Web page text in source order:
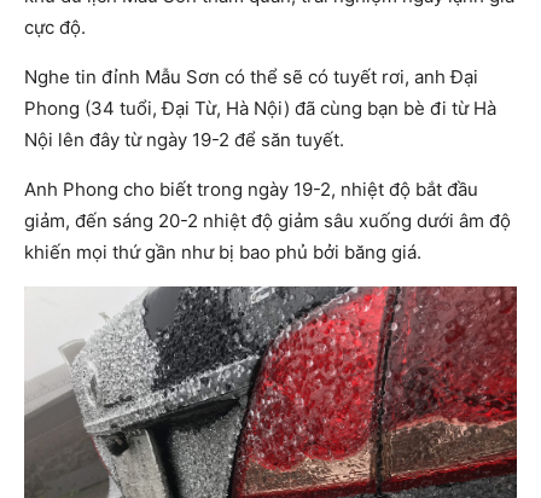
cực độ.
Nghe tin đỉnh Mẫu Sơn có thể sẽ có tuyết rơi, anh Đại
Phong (34 tuổi, Đại Từ, Hà Nội) đã cùng bạn bè đi từ Hà
Nội lên đây từ ngày 19-2 để săn tuyết.
Anh Phong cho biết trong ngày 19-2, nhiệt độ bắt đầu
giảm, đến sáng 20-2 nhiệt độ giảm sâu xuống dưới âm độ
khiến mọi thứ gần như bị bao phủ bởi băng giá.